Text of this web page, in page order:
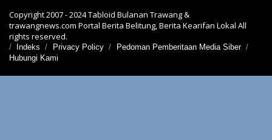
Copyright 2007 - 2024 Tabloid Bulanan Trawang &
trawangnews.com Portal Berita Belitung, Berita Kearifan Lokal All
rights reserved.
Indeks Privacy Policy
Pedoman Pemberitaan Media Siber
Hubungi Kami